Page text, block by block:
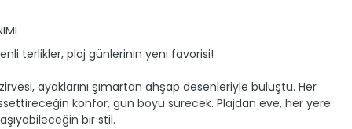
terlikler, plaj günlerinin yeni favorisi!
zirvesi, ayaklarını şımartan ahşap desenleriyle buluştu. Her
konfor, gün boyu sürecek. Plajdan eve, her yere
bir stil.